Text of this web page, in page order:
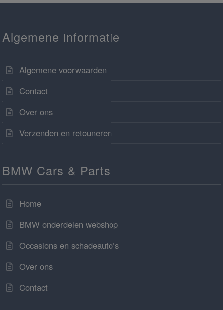
Algemene informatie
Algemene voorwaarden
Contact
Over ons
Verzenden en retouneren
BMW Cars & Parts
Home
BMW onderdelen webshop
Occasions en schadeauto’s
Over ons
Contact